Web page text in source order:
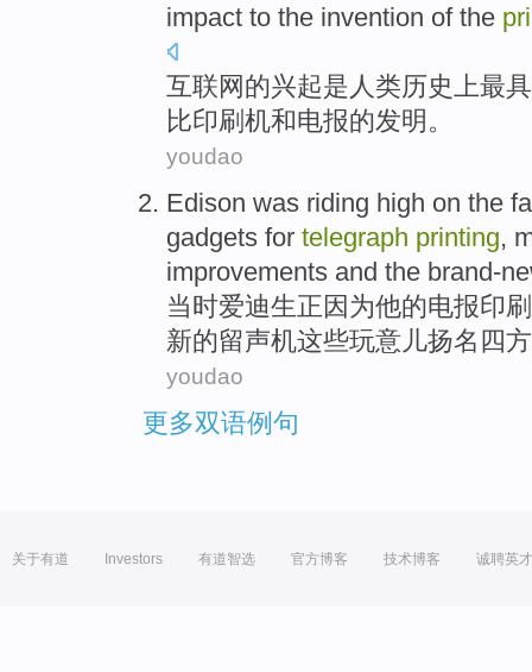
impact to the invention ofthe
互联网 的兴起是 人类历史上最
比印刷机和电报的发明 。
youdao
Edison was riding high on the
gadgets for telegraph printing,
improvements and the brand-
当时爱迪生正因为他的电报印刷
新的留声机这些玩意儿扬名 四
youdao
更多双语例句
关于有道 Investors 有道智选 官方博客 技术博客 诚聘英才